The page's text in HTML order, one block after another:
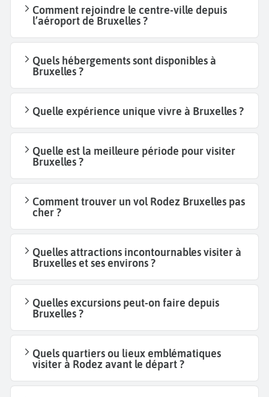
Comment rejoindre le centre-ville depuis
l’aéroport de Bruxelles ?
Quels hébergements sont disponibles à
Bruxelles ?
Quelle expérience unique vivre à Bruxelles ?
Quelle est la meilleure période pour visiter
Bruxelles ?
Comment trouver un vol Rodez Bruxelles pas
cher ?
Quelles attractions incontournables visiter à
Bruxelles et ses environs ?
Quelles excursions peut-on faire depuis
Bruxelles ?
Quels quartiers ou lieux emblématiques
visiter à Rodez avant le départ ?